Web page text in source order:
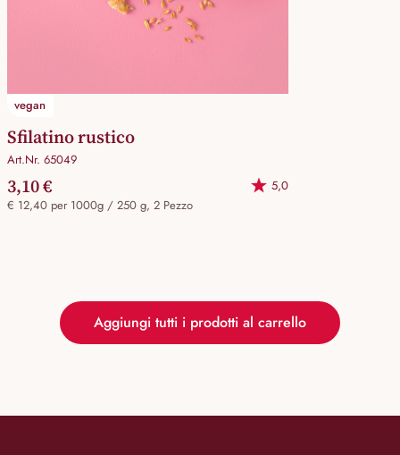
vegan
Sfilatino rustico
Art.Nr. 65049
3,10 €
5,0
€ 12,40 per 1000g / 250 g, 2 Pezzo
Aggiungi tutti i prodotti al carrello